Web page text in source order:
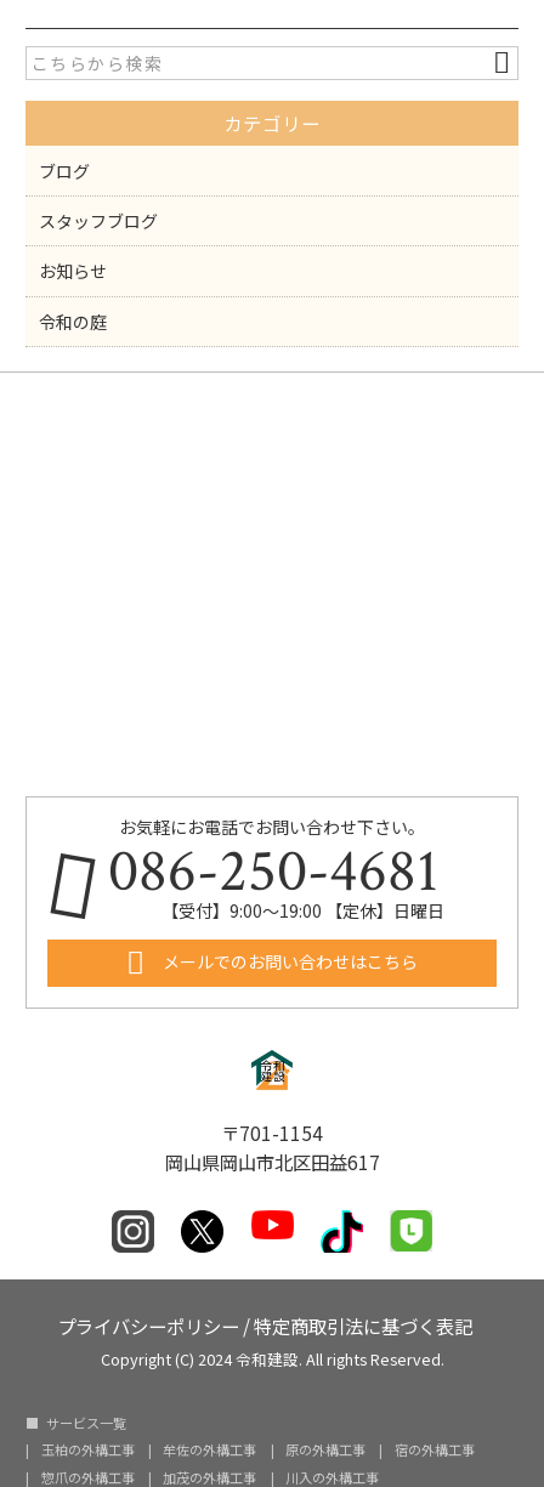
e
b
o
o
k
er
カテゴリー
ブログ
スタッフブログ
お知らせ
令和の庭
お気軽にお電話でお問い合わせ下さい。
086-250-4681
【受付】9:00〜19:00 【定休】日曜日
メールでのお問い合わせはこちら
〒701-1154
岡山県岡山市北区田益617
プライバシーポリシー /特定商取引法に基づく表記
Copyright (C) 2024 令和建設. All rights Reserved.
サービス一覧
玉柏の外構工事
牟佐の外構工事 原の外構工事
宿の外構工事
惣爪の外構工事
加茂の外構工事 川入の外構工事